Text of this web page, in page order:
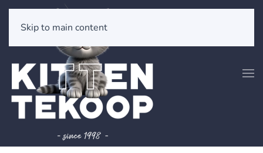
Skip to main content